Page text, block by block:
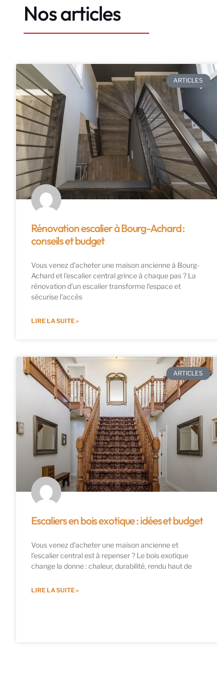
Nos articles
ARTICLES
Rénovation escalier à Bourg-Achard :
conseils et budget
Vous venez d’acheter une maison ancienne à Bourg-
Achard et l’escalier central grince à chaque pas ? La
rénovation d’un escalier transforme l’espace et
sécurise l’accès
LIRE LA SUITE »
ARTICLES
Escaliers en bois exotique : idées et budget
Vous venez d’acheter une maison ancienne et
l’escalier central est à repenser ? Le bois exotique
change la donne : chaleur, durabilité, rendu haut de
LIRE LA SUITE »